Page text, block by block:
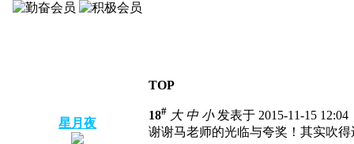
TOP
星月夜
18# 大 中 小发表于 2015-11-15 12:04
谢谢马老师的光临与夸奖！其实吹